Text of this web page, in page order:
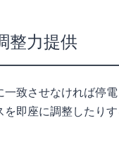
整力提供
致させなければ停
即座に調整したりす